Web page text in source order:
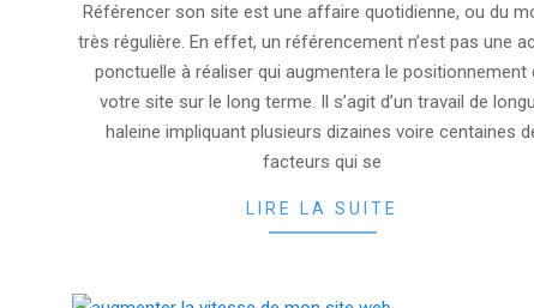
08-
29
Référencer son site est une affaire quotidienne, ou du
très régulière. En effet, un référencement n’est pas une
ponctuelle à réaliser qui augmentera le positionnement
votre site sur le long terme. Il s’agit d’un travail de
haleine impliquant plusieurs dizaines voire centaines
facteurs qui se
LIRE LA SUITE